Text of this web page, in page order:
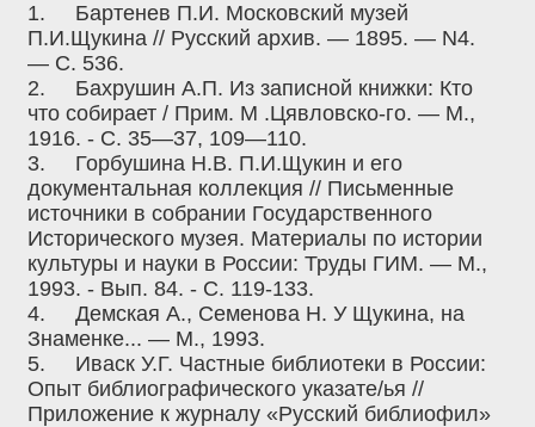
1.
Бартенев П.И. Московский музей
П.И.Щукина // Русский архив. — 1895. — N4.
— С. 536.
2.
Бахрушин А.П. Из записной книжки: Кто
что собирает / Прим. М .Цявловско-го. — М.,
1916. - С. 35—37, 109—110.
3.
Горбушина Н.В. П.И.Щукин и его
документальная коллекция // Письменные
источники в собрании Государственного
Исторического музея. Материалы по истории
культуры и науки в России: Труды ГИМ. — М.,
1993. - Вып. 84. - С. 119-133.
4.
Демская А., Семенова Н. У Щукина, на
Знаменке... — М., 1993.
5.
Иваск У.Г. Частные библиотеки в России:
Опыт библиографического указате/ья //
Приложение к журналу «Русский библиофил»